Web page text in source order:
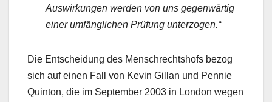
Auswirkungen werden von uns gegenwärtig
einer umfänglichen Prüfung unterzogen.“
Die Entscheidung des Menschrechtshofs bezog
sich auf einen Fall von Kevin Gillan und Pennie
Quinton, die im September 2003 in London wegen